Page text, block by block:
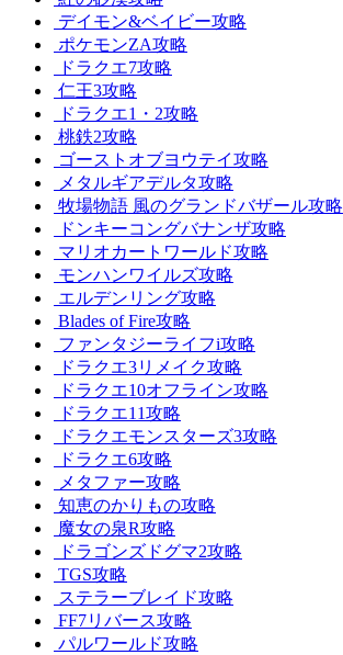
デイモン&ベイビー攻略
ポケモンZA攻略
ドラクエ7攻略
仁王3攻略
ドラクエ1・2攻略
桃鉄2攻略
ゴーストオブヨウテイ攻略
メタルギアデルタ攻略
牧場物語 風のグランドバザール攻略
ドンキーコングバナンザ攻略
マリオカートワールド攻略
モンハンワイルズ攻略
エルデンリング攻略
Blades of Fire攻略
ファンタジーライフi攻略
ドラクエ3リメイク攻略
ドラクエ10オフライン攻略
ドラクエ11攻略
ドラクエモンスターズ3攻略
ドラクエ6攻略
メタファー攻略
知恵のかりもの攻略
魔女の泉R攻略
ドラゴンズドグマ2攻略
TGS攻略
ステラーブレイド攻略
FF7リバース攻略
パルワールド攻略